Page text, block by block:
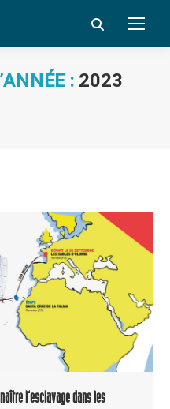
Search:
: 2023
l’esclavage dans les